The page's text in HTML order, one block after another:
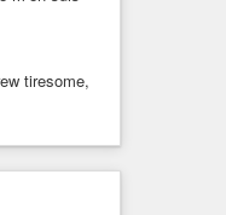
tiresome,